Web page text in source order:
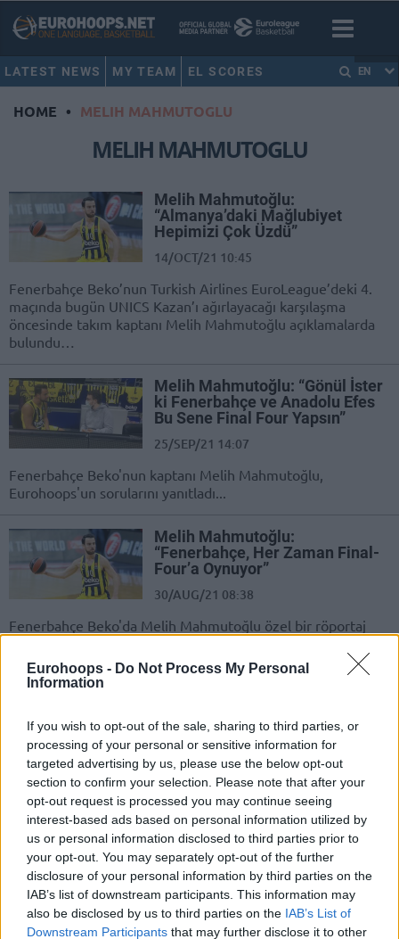
Eurohoops - Do Not Process My Personal
Information
If you wish to opt-out of the sale, sharing to third parties, or
processing of your personal or sensitive information for
targeted advertising by us, please use the below opt-out
section to confirm your selection. Please note that after your
opt-out request is processed you may continue seeing
interest-based ads based on personal information utilized by
us or personal information disclosed to third parties prior to
your opt-out. You may separately opt-out of the further
disclosure of your personal information by third parties on the
IAB’s list of downstream participants. This information may
also be disclosed by us to third parties on the IAB’s List of
Downstream Participants that may further disclose it to other
LATEST NEWS MY TEAM EL SCORES EN
HOME • MELIH MAHMUTOGLU
MELIH MAHMUTOGLU
Melih Mahmutoğlu:
“Almanya’daki Mağlubiyet
Hepimizi Çok Üzdü”
14/OCT/21 10:45
Fenerbahçe Beko’nun Turkish Airlines EuroLeague’deki 4.
maçında bugün UNICS Kazan’ı ağırlayacağı karşılaşma
öncesinde takım kaptanı Melih Mahmutoğlu açıklamalarda
bulundu…
Melih Mahmutoğlu: “Gönül İster
ki Fenerbahçe ve Anadolu Efes
Bu Sene Final Four Yapsın”
25/SEP/21 14:07
Fenerbahçe Beko'nun kaptanı Melih Mahmutoğlu,
Eurohoops'un sorularını yanıtladı...
Melih Mahmutoğlu:
“Fenerbahçe, Her Zaman Final-
Four’a Oynuyor”
30/AUG/21 08:38
Fenerbahçe Beko'da Melih Mahmutoğlu özel bir röportaj
Açıklandı!
06/JUN/21 19:49
TBF, Anadolu Efes ve Fenerbahçe Beko'nun cezalarına karar
verdi!
Anadolu Efes – Fenerbahçe
Maçında Ortalık Karıştı: 8
Diskalifiye! (VIDEO)
05/JUN/21 20:39
Anadolu Efes - Fenerbahçe Beko maçında büyük gerginlik!